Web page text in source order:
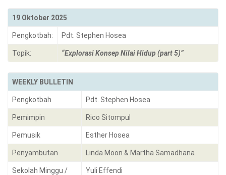
19 Oktober 2025
Pengkotbah: Pdt. Stephen Hosea
Topik: “Explorasi Konsep Nilai Hidup (part 5)”
WEEKLY BULLETIN
Pengkotbah Pdt. Stephen Hosea
Pemimpin Rico Sitompul
Pemusik Esther Hosea
Penyambutan Linda Moon & Martha Samadhana
Sekolah Minggu /
Yuli Effendi